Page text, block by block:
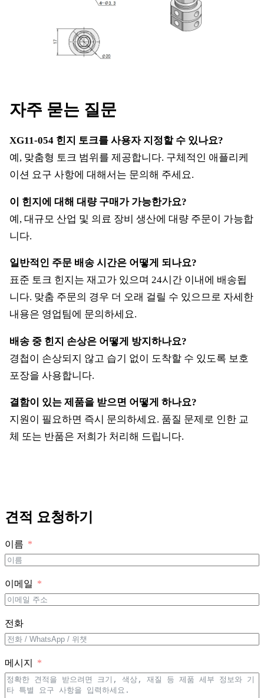
자주 묻는 질문
XG11-054 힌지 토크를 사용자 지정할 수 있나요?
예, 맞춤형 토크 범위를 제공합니다. 구체적인 애플리케
이션 요구 사항에 대해서는 문의해 주세요.
이 힌지에 대해 대량 구매가 가능한가요?
예, 대규모 산업 및 의료 장비 생산에 대량 주문이 가능합
니다.
일반적인 주문 배송 시간은 어떻게 되나요?
표준 토크 힌지는 재고가 있으며 24시간 이내에 배송됩
니다. 맞춤 주문의 경우 더 오래 걸릴 수 있으므로 자세한
내용은 영업팀에 문의하세요.
배송 중 힌지 손상은 어떻게 방지하나요?
경첩이 손상되지 않고 습기 없이 도착할 수 있도록 보호
포장을 사용합니다.
결함이 있는 제품을 받으면 어떻게 하나요?
지원이 필요하면 즉시 문의하세요. 품질 문제로 인한 교
체 또는 반품은 저희가 처리해 드립니다.
견적 요청하기
이름
이메일
전화
메시지